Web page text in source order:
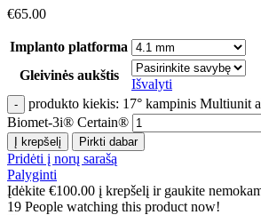
€65.00
Implanto platforma
Gleivinės aukštis
Išvalyti
produkto kiekis: 17° kampinis Multiunit
Biomet-3i® Certain®
Į krepšelį Pirkti dabar
Pridėti į norų sarašą
Palyginti
Įdėkite €100.00 į krepšelį ir gaukite
19 People watching this product now!